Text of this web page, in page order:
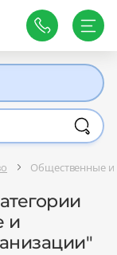
Общественные и
и